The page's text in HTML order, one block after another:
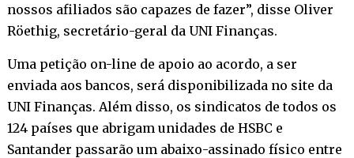
nossos afiliados são capazes de fazer”, disse Oliver
Röethig, secretário-geral da UNI Finanças.
Uma petição on-line de apoio ao acordo, a ser
enviada aos bancos, será disponibilizada no site da
UNI Finanças. Além disso, os sindicatos de todos os
124 países que abrigam unidades de HSBC e
Santander passarão um abaixo-assinado físico entre